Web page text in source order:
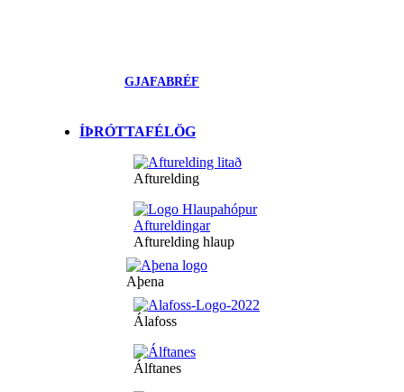
GJAFABRÉF
ÍÞRÓTTAFÉLÖG
Afturelding
Afturelding hlaup
Aþena
Álafoss
Álftanes